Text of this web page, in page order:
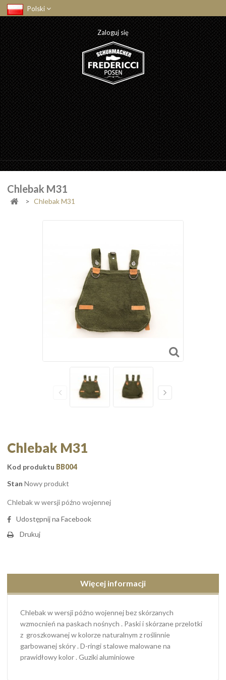
Polski
Zaloguj się
Chlebak M31
> Chlebak M31
Chlebak M31
Kod produktu BB004
Stan Nowy produkt
Chlebak w wersji późno wojennej
Udostępnij na Facebook
Drukuj
Więcej informacji
Chlebak w wersji późno wojennej bez skórzanych
wzmocnień na paskach nośnych . Paski i skórzane przelotki
z groszkowanej w kolorze naturalnym z roślinnie
garbowanej skóry . D-ringi stalowe malowane na
prawidłowy kolor . Guziki aluminiowe